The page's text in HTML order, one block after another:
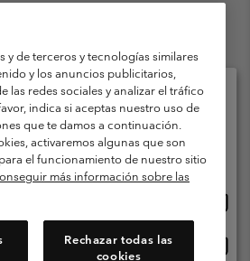
de Venta
Garantía
de miembros
Generado Por Los Usuarios
CBCR
y de terceros y tecnologías similares
y los anuncios publicitarios,
las redes sociales y analizar el tráfico
indica si aceptas nuestro uso de
que te damos a continuación.
activaremos algunas que son
el funcionamiento de nuestro sitio
más información sobre las
Rechazar todas las
cookies
tu país e idioma envío
en línea disponibles
línea